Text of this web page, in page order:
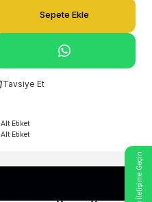
Sepete Ekle
Tavsiye Et